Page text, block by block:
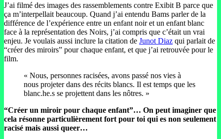
J’ai filmé des images des rassemblements contre Exibit B parce que
ça m’interpellait beaucoup. Quand j’ai entendu Bams parler de la
différence de l’expérience entre un enfant noir et un enfant blanc
face à la représentation des Noirs, j’ai compris que c’était un vrai
enjeu. Je voulais aussi inclure la citation de Junot Diaz qui parlait de
“créer des miroirs” pour chaque enfant, et que j’ai retrouvée pour le
film.
« Nous, personnes racisées, avons passé nos vies à
nous projeter dans des récits blancs. Il est temps que les
blanc.he.s se projettent dans les nôtres. »
“Créer un miroir pour chaque enfant”… On peut imaginer que
cela résonne particulièrement fort pour toi qui es non seulement
racisé mais aussi queer…